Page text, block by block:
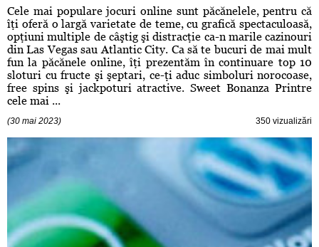
Cele mai populare jocuri online sunt păcănelele, pentru că
îţi oferă o largă varietate de teme, cu grafică spectaculoasă,
opţiuni multiple de câştig şi distracţie ca-n marile cazinouri
din Las Vegas sau Atlantic City. Ca să te bucuri de mai mult
fun la păcănele online, îţi prezentăm în continuare top 10
sloturi cu fructe şi şeptari, ce-ţi aduc simboluri norocoase,
free spins şi jackpoturi atractive. Sweet Bonanza Printre
cele mai ...
(30 mai 2023) 350 vizualizări